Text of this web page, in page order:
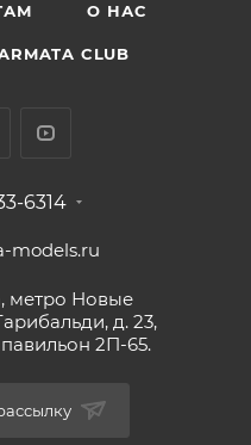
О НАС
CLUB
6314
models.ru
метро Новые
д. 23,
2П-65.